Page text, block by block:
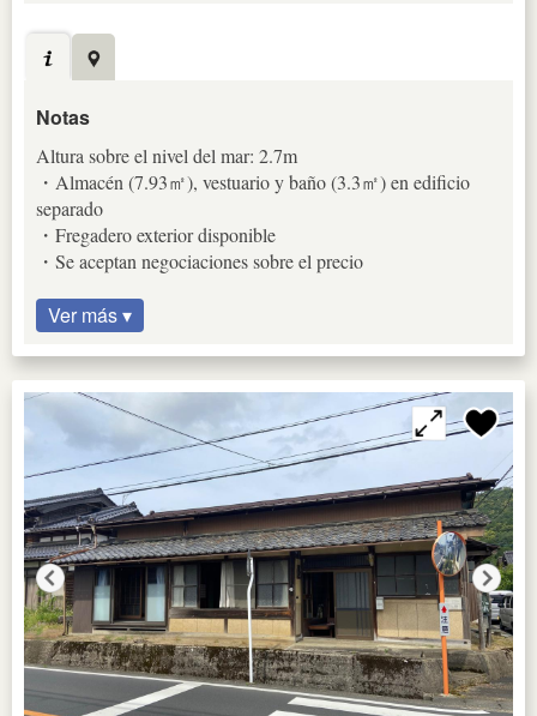
Notas
Altura sobre el nivel del mar: 2.7m
・Almacén (7.93㎡), vestuario y baño (3.3㎡) en edificio
separado
・Fregadero exterior disponible
・Se aceptan negociaciones sobre el precio
Ver más ▾